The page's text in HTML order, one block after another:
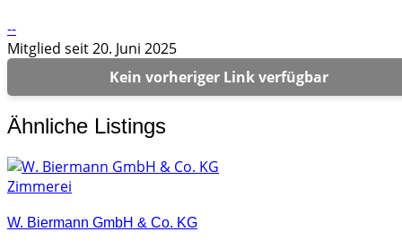
--
Mitglied seit 20. Juni 2025
Kein vorheriger Link verfügbar
Ähnliche Listings
Zimmerei
W. Biermann GmbH & Co. KG